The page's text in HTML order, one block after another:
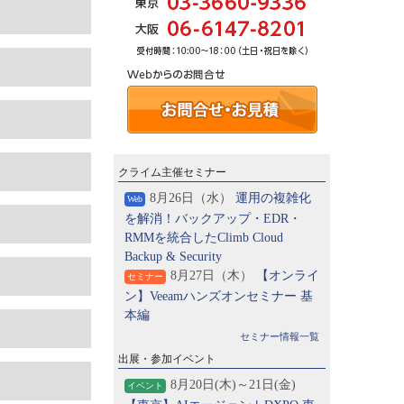
クライム主催セミナー
Web 8月26日（水） 運用の複雑化
を解消！バックアップ・EDR・
RMMを統合したClimb Cloud
Backup & Security
セミナー 8月27日（木）
【オンライ
ン】Veeamハンズオンセミナー 基
本編
セミナー情報一覧
出展・参加イベント
イベント
8月20日(木)～21日(金)